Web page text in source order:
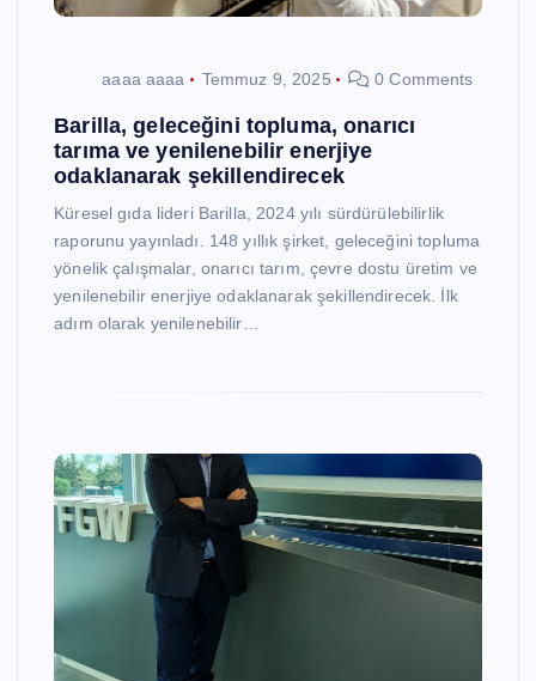
aaaa aaaa Temmuz 9, 2025 0 Comments
Barilla, geleceğini topluma, onarıcı
tarıma ve yenilenebilir enerjiye
odaklanarak şekillendirecek
Küresel gıda lideri Barilla, 2024 yılı sürdürülebilirlik
raporunu yayınladı. 148 yıllık şirket, geleceğini topluma
yönelik çalışmalar, onarıcı tarım, çevre dostu üretim ve
yenilenebilir enerjiye odaklanarak şekillendirecek. İlk
adım olarak yenilenebilir…